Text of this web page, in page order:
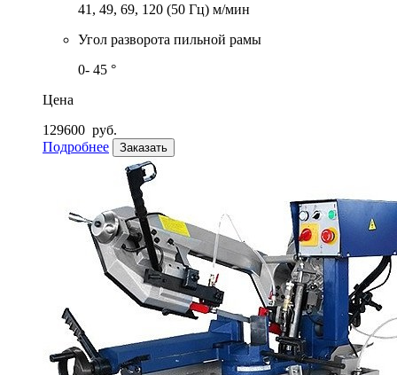
41, 49, 69, 120 (50 Гц) м/мин
Угол разворота пильной рамы
0- 45 °
Цена
129600 руб.
Подробнее
Заказать